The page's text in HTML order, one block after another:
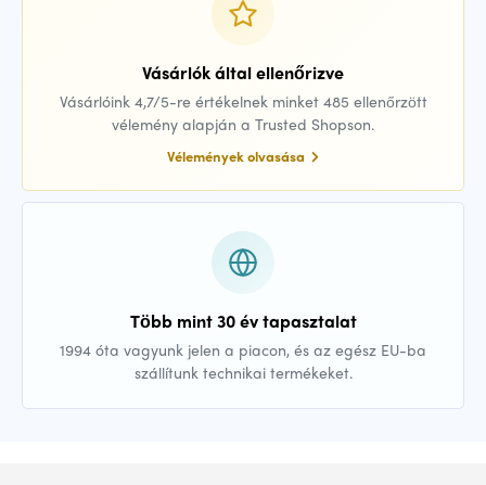
Vásárlók által ellenőrizve
Vásárlóink 4,7/5-re értékelnek minket 485 ellenőrzött
vélemény alapján a Trusted Shopson.
Vélemények olvasása
Több mint 30 év tapasztalat
1994 óta vagyunk jelen a piacon, és az egész EU-ba
szállítunk technikai termékeket.